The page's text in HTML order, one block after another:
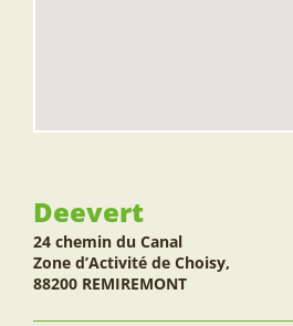
Deevert
24 chemin du Canal
Zone d’Activité de Choisy,
88200 REMIREMONT